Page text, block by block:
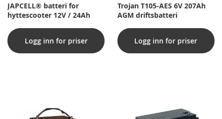
JAPCELL® batteri for
hyttescooter 12V / 24Ah
Logg inn for priser
Trojan T105-AES 6V 207Ah
AGM driftsbatteri
Logg inn for priser